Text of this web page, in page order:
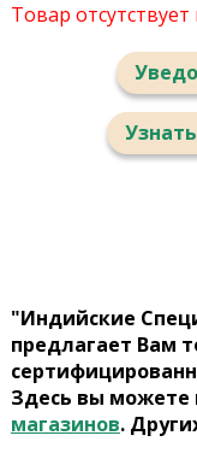
Товар
"Индийские
предлагает Вам
Здесь вы можете
магазинов.